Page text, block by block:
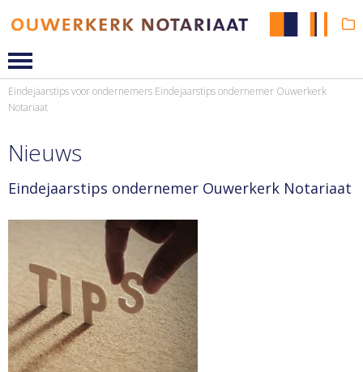
Eindejaarstips voor ondernemers Eindejaarstips ondernemer Ouwerkerk
Notariaat
Nieuws
Eindejaarstips ondernemer Ouwerkerk Notariaat